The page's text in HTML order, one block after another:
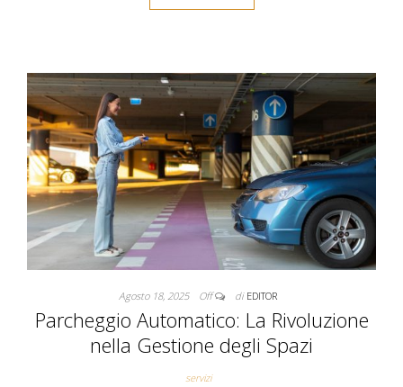
Agosto 18, 2025 Off di EDITOR
Parcheggio Automatico: La Rivoluzione
nella Gestione degli Spazi
servizi